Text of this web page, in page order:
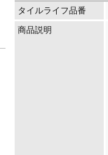
タイルライフ品番
商品説明